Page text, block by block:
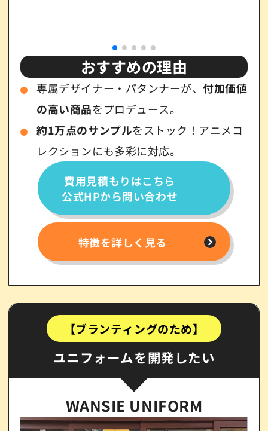
おすすめの理由
専属デザイナー・パタンナーが、付加価値
の高い商品をプロデュース。
約1万点のサンプルをストック！アニメコ
レクションにも多彩に対応。
費用見積もりはこちら
公式HPから問い合わせ
特徴を詳しく見る
【ブランティングのため】
ユニフォームを開発したい
WANSIE UNIFORM